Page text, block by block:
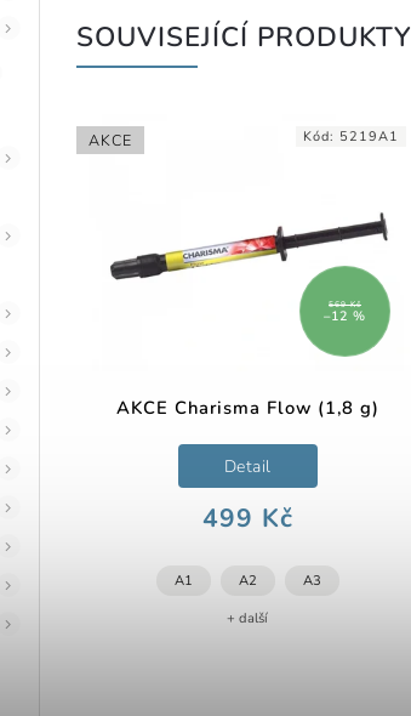
SOUVISEJÍCÍ PRODUKTY
AKCE
569 Kč
–12 %
AKCE Charisma Flow (1,8 g)
499 Kč
Detail
A1 A2 A3
+ další
Kód: 5219A1